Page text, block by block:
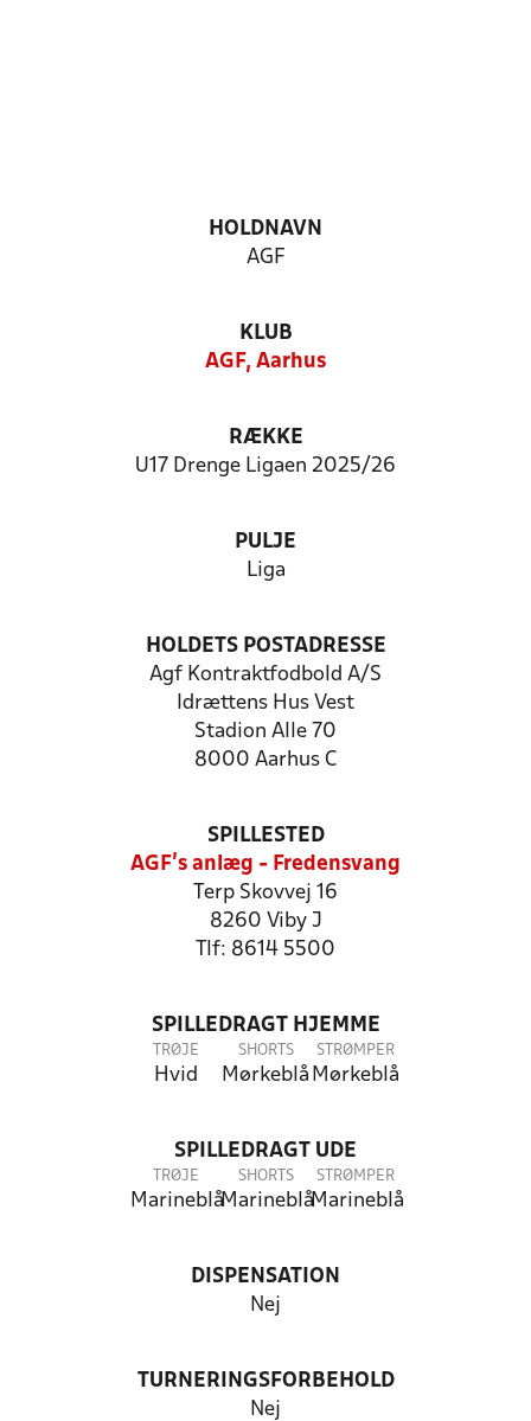
HOLDNAVN
AGF
KLUB
AGF, Aarhus
RÆKKE
U17 Drenge Ligaen 2025/26
PULJE
Liga
HOLDETS POSTADRESSE
Agf Kontraktfodbold A/S
Idrættens Hus Vest
Stadion Alle 70
8000 Aarhus C
SPILLESTED
AGF's anlæg - Fredensvang
Terp Skovvej 16
8260 Viby J
Tlf: 8614 5500
SPILLEDRAGT HJEMME
TRØJE
Hvid
SHORTS
Mørkeblå
STRØMPER
Mørkeblå
SPILLEDRAGT UDE
TRØJE
Marineblå
SHORTS
Marineblå
STRØMPER
Marineblå
DISPENSATION
Nej
TURNERINGSFORBEHOLD
Nej